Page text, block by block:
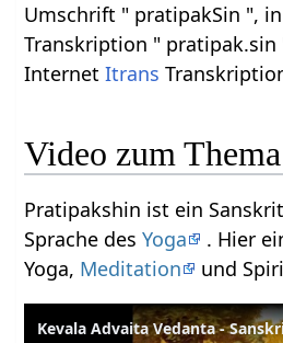
Umschrift " pratipakSin ",
Transkription "
InternetItrans
Video zum
Pratipakshin ist ein
Sprache desYoga
. Hier
Yoga, Meditation und
Kevala Advaita Vedanta -